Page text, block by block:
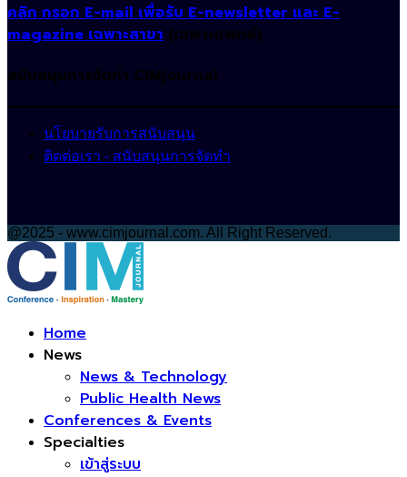
คลิก กรอก E-mail เพื่อรับ E-newsletter และ E-
magazine เฉพาะสาขา (เฉพาะแพทย์)
สนับสนุนการจัดทำ CIMjournal
นโยบายรับการสนับสนุน
ติดต่อเรา - สนับสนุนการจัดทำ
@2025 - www.cimjournal.com. All Right Reserved.
Home
News
News & Technology
Public Health News
Conferences & Events
Specialties
เข้าสู่ระบบ